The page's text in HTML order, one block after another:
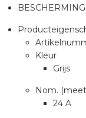
Kleur
Grijs
Nom.
24 A